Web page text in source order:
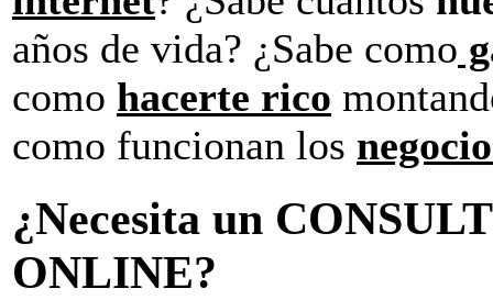
años de vida? ¿Sabe como
como hacerte rico
como funcionan los
¿Necesita un
ONLINE?